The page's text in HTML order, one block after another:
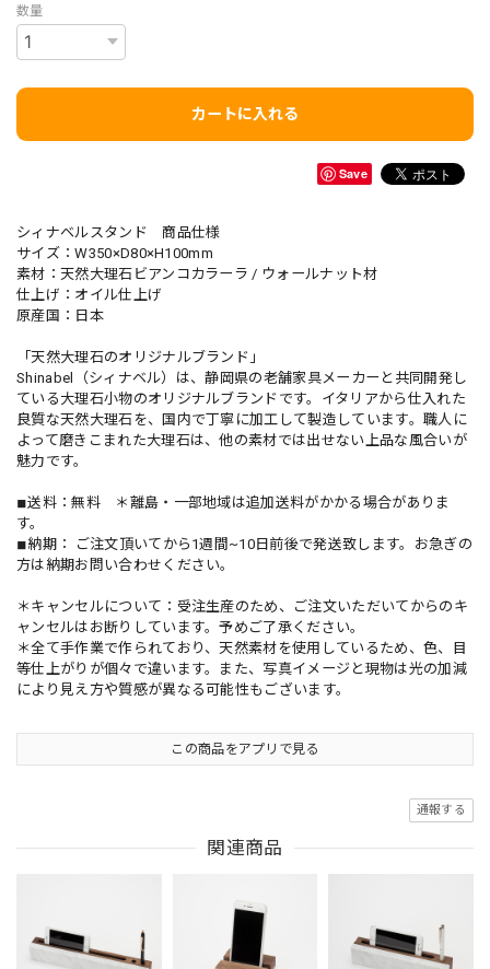
数量
カートに入れる
Save
シィナベルスタンド 商品仕様
サイズ：W350×D80×H100mm
素材：天然大理石ビアンコカラーラ / ウォールナット材
仕上げ：オイル仕上げ
原産国：日本
「天然大理石のオリジナルブランド」
Shinabel（シィナベル）は、静岡県の老舗家具メーカーと共同開発し
ている大理石小物のオリジナルブランドです。イタリアから仕入れた
良質な天然大理石を、国内で丁寧に加工して製造しています。職人に
よって磨きこまれた大理石は、他の素材では出せない上品な風合いが
魅力です。
◾︎送料：無料 ＊離島・一部地域は追加送料がかかる場合がありま
す。
◾︎納期： ご注文頂いてから1週間~10日前後で発送致します。お急ぎの
方は納期お問い合わせください。
＊キャンセルについて：受注生産のため、ご注文いただいてからのキ
ャンセルはお断りしています。予めご了承ください。
＊全て手作業で作られており、天然素材を使用しているため、色、目
等仕上がりが個々で違います。また、写真イメージと現物は光の加減
により見え方や質感が異なる可能性もございます。
この商品をアプリで見る
通報する
関連商品